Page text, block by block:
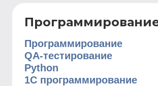
Программирование
QA-тестирование
Python
1C программирование